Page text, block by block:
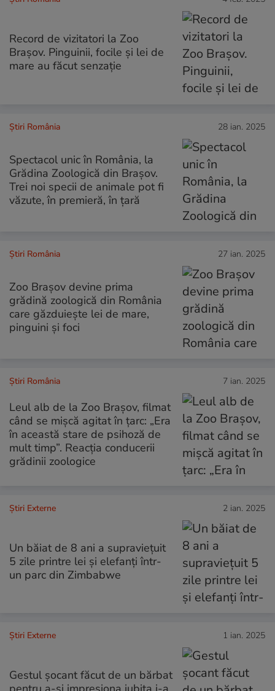
Record de vizitatori la Zoo
Brașov. Pinguinii, focile și lei de
mare au făcut senzație
Știri România 28 ian. 2025
Spectacol unic în România, la
Grădina Zoologică din Brașov.
Trei noi specii de animale pot fi
văzute, în premieră, în țară
Știri România 27 ian. 2025
Zoo Brașov devine prima
grădină zoologică din România
care găzduiește lei de mare,
pinguini și foci
Știri România 7 ian. 2025
Leul alb de la Zoo Brașov, filmat
când se mișcă agitat în țarc: „Era
în această stare de psihoză de
mult timp”. Reacția conducerii
grădinii zoologice
Știri Externe 2 ian. 2025
Un băiat de 8 ani a supraviețuit
5 zile printre lei și elefanți într-
un parc din Zimbabwe
Știri Externe 1 ian. 2025
Gestul șocant făcut de un bărbat